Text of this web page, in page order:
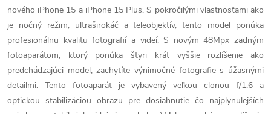
nového iPhone 15 a iPhone 15 Plus. S pokročilými vlastnosťami ako
je nočný režim, ultraširokáč a teleobjektív, tento model ponúka
profesionálnu kvalitu fotografií a videí. S novým 48Mpx zadným
fotoaparátom, ktorý ponúka štyri krát vyššie rozlíšenie ako
predchádzajúci model, zachytíte výnimočné fotografie s úžasnými
detailmi. Tento fotoaparát je vybavený veľkou clonou f/1.6 a
optickou stabilizáciou obrazu pre dosiahnutie čo najplynulejších